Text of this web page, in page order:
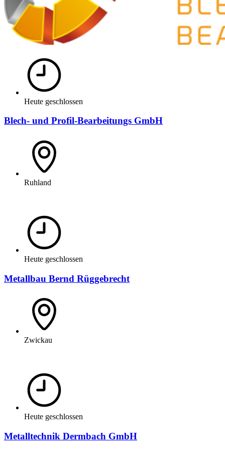
Heute geschlossen
Blech- und Profil-Bearbeitungs GmbH
Ruhland
Heute geschlossen
Metallbau Bernd Rüggebrecht
Zwickau
Heute geschlossen
Metalltechnik Dermbach GmbH